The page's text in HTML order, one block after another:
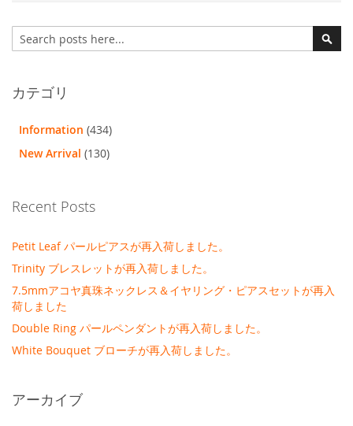
検
索
カテゴリ
Information (434)
New Arrival (130)
Recent Posts
Petit Leaf パールピアスが再入荷しました。
Trinity ブレスレットが再入荷しました。
7.5mmアコヤ真珠ネックレス＆イヤリング・ピアスセットが再入
荷しました
Double Ring パールペンダントが再入荷しました。
White Bouquet ブローチが再入荷しました。
アーカイブ